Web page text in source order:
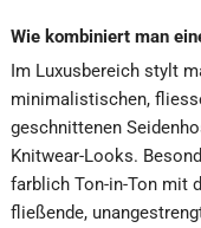
Wie kombiniert man
Im Luxusbereich stylt
minimalistischen,
geschnittenen
Knitwear-Looks.
farblich Ton-in-Ton mit
fließende,